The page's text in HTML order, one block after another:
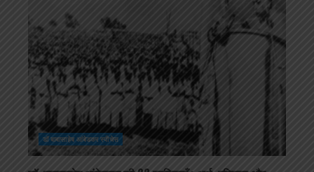
डॉ बाबासाहेब आंबेडकर स्पीचेस